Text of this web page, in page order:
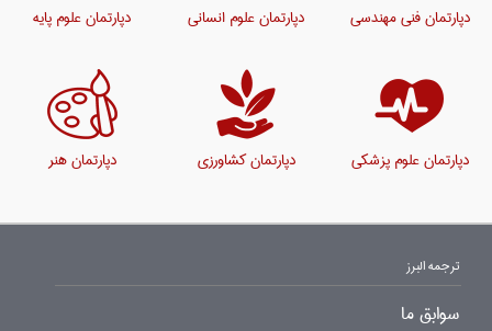
دپارتمان فنی مهندسی دپارتمان علوم انسانی دپارتمان علوم پایه
دپارتمان علوم پزشکی دپارتمان کشاورزی دپارتمان هنر
ترجمه البرز
سوابق ما